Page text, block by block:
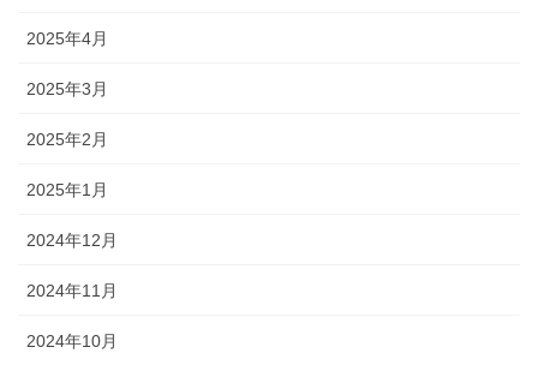
2025年4月
2025年3月
2025年2月
2025年1月
2024年12月
2024年11月
2024年10月